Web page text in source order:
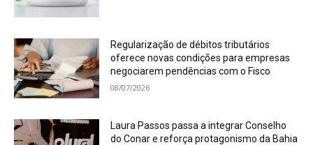
Regularização de débitos tributários
oferece novas condições para empresas
negociarem pendências com o Fisco
08/07/2026
Laura Passos passa a integrar Conselho
do Conar e reforça protagonismo da Bahia